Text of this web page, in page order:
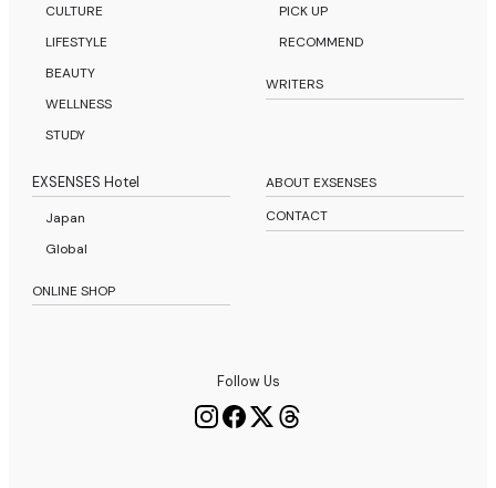
CULTURE
LIFESTYLE
BEAUTY
WELLNESS
STUDY
PICK UP
RECOMMEND
WRITERS
EXSENSES Hotel
Japan
Global
ONLINE SHOP
ABOUT EXSENSES
CONTACT
Follow Us